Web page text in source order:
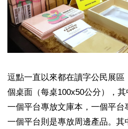
逗點一直以來都在讀字公民展區
個桌面（每桌100x50公分），其
一個平台專放文庫本，一個平台
一個平台則是專放周邊產品。